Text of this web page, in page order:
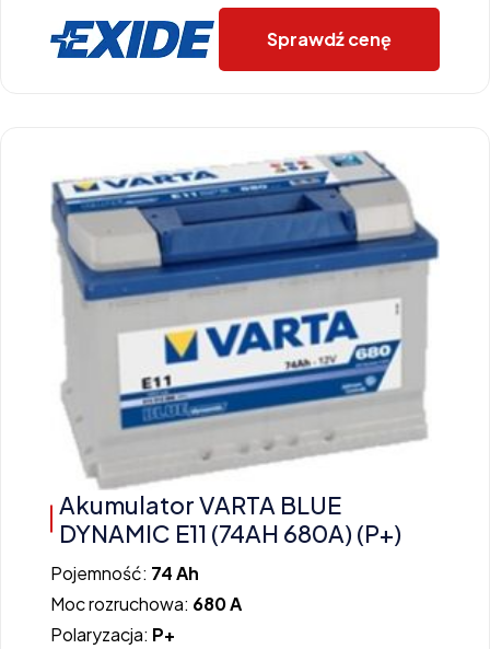
Sprawdź cenę
Akumulator VARTA BLUE
DYNAMIC E11 (74AH 680A) (P+)
Pojemność: 74 Ah
Moc rozruchowa: 680 A
Polaryzacja: P+